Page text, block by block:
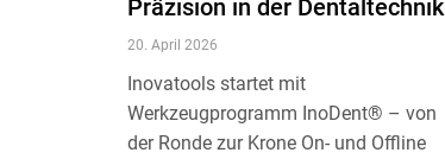
Präzision in der Dentaltechnik
20. April 2026
Inovatools startet mit
Werkzeugprogramm InoDent® – von
der Ronde zur Krone On- und Offline